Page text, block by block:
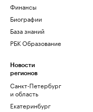
Финансы
Биографии
База знаний
РБК Образование
Новости
регионов
Санкт-Петербург
и область
Екатеринбург